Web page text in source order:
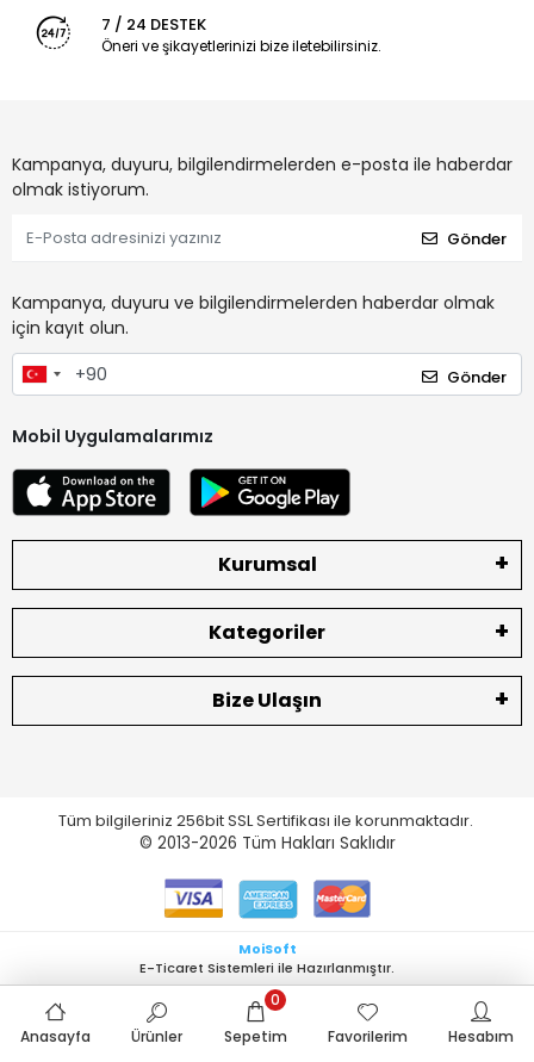
7 / 24 DESTEK
Öneri ve şikayetlerinizi bize iletebilirsiniz.
Kampanya, duyuru, bilgilendirmelerden e-posta ile haberdar
olmak istiyorum.
Gönder
Kampanya, duyuru ve bilgilendirmelerden haberdar olmak
için kayıt olun.
Gönder
Mobil Uygulamalarımız
Kurumsal
Kategoriler
Bize Ulaşın
Tüm bilgileriniz 256bit SSL Sertifikası ile korunmaktadır.
© 2013-2026 Tüm Hakları Saklıdır
Anasayfa Ürünler Sepetim
0
Favorilerim
Hesabım
MoiSoft
E-Ticaret Sistemleri ile Hazırlanmıştır.